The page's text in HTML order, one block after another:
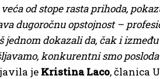
od stope rasta prihoda,
dugoročnu opstojnost –
dokazali da, čak i
konkurentni smo
je Kristina Laco, članica